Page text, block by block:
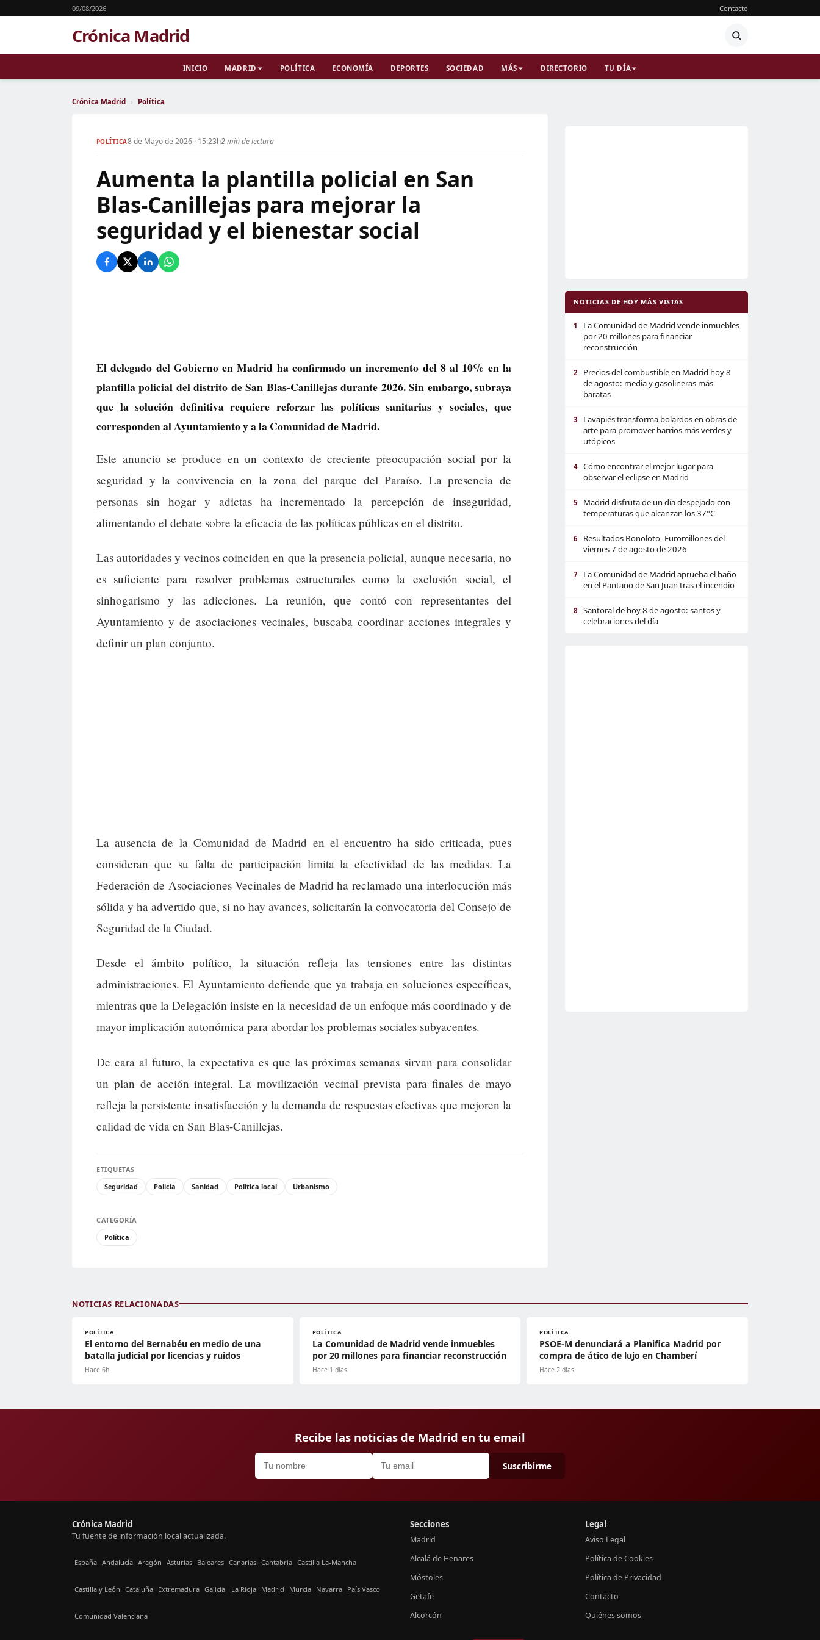
09/08/2026 Contacto
Crónica Madrid
INICIO MADRID POLÍTICA ECONOMÍA DEPORTES SOCIEDAD MÁS DIRECTORIO TU DÍA
Crónica Madrid › Política
POLÍTICA8 de Mayo de 2026 · 15:23h2 min de lectura
Aumenta la plantilla policial en San
Blas-Canillejas para mejorar la
seguridad y el bienestar social
El delegado del Gobierno en Madrid ha confirmado un incremento del 8 al 10% en la
plantilla policial del distrito de San Blas-Canillejas durante 2026. Sin embargo, subraya
que la solución definitiva requiere reforzar las políticas sanitarias y sociales, que
corresponden al Ayuntamiento y a la Comunidad de Madrid.
Este anuncio se produce en un contexto de creciente preocupación social por la
seguridad y la convivencia en la zona del parque del Paraíso. La presencia de
personas sin hogar y adictas ha incrementado la percepción de inseguridad,
alimentando el debate sobre la eficacia de las políticas públicas en el distrito.
Las autoridades y vecinos coinciden en que la presencia policial, aunque necesaria, no
es suficiente para resolver problemas estructurales como la exclusión social, el
sinhogarismo y las adicciones. La reunión, que contó con representantes del
Ayuntamiento y de asociaciones vecinales, buscaba coordinar acciones integrales y
definir un plan conjunto.
La ausencia de la Comunidad de Madrid en el encuentro ha sido criticada, pues
consideran que su falta de participación limita la efectividad de las medidas. La
Federación de Asociaciones Vecinales de Madrid ha reclamado una interlocución más
sólida y ha advertido que, si no hay avances, solicitarán la convocatoria del Consejo de
Seguridad de la Ciudad.
Desde el ámbito político, la situación refleja las tensiones entre las distintas
administraciones. El Ayuntamiento defiende que ya trabaja en soluciones específicas,
mientras que la Delegación insiste en la necesidad de un enfoque más coordinado y de
mayor implicación autonómica para abordar los problemas sociales subyacentes.
De cara al futuro, la expectativa es que las próximas semanas sirvan para consolidar
un plan de acción integral. La movilización vecinal prevista para finales de mayo
refleja la persistente insatisfacción y la demanda de respuestas efectivas que mejoren la
calidad de vida en San Blas-Canillejas.
ETIQUETAS
Seguridad
Policía Sanidad Política local Urbanismo
CATEGORÍA
Política
NOTICIAS DE HOY MÁS VISTAS
1
La Comunidad de Madrid vende inmuebles
por 20 millones para financiar
reconstrucción
2
Precios del combustible en Madrid hoy 8
de agosto: media y gasolineras más
baratas
3
Lavapiés transforma bolardos en obras de
arte para promover barrios más verdes y
utópicos
4
Cómo encontrar el mejor lugar para
observar el eclipse en Madrid
5
Madrid disfruta de un día despejado con
temperaturas que alcanzan los 37°C
6
Resultados Bonoloto, Euromillones del
viernes 7 de agosto de 2026
7
La Comunidad de Madrid aprueba el baño
en el Pantano de San Juan tras el incendio
8
Santoral de hoy 8 de agosto: santos y
celebraciones del día
NOTICIAS RELACIONADAS
POLÍTICA
El entorno del Bernabéu en medio de una
batalla judicial por licencias y ruidos
Hace 6h
POLÍTICA
La Comunidad de Madrid vende inmuebles
por 20 millones para financiar reconstrucción
Hace 1 días
POLÍTICA
PSOE-M denunciará a Planifica Madrid por
compra de ático de lujo en Chamberí
Hace 2 días
Recibe las noticias de Madrid en tu email
Suscribirme
Crónica Madrid
Tu fuente de información local actualizada.
España Andalucía Aragón Asturias Baleares Canarias Cantabria Castilla La-Mancha
Castilla y León Cataluña Extremadura Galicia La Rioja Madrid Murcia Navarra País Vasco
Comunidad Valenciana
Secciones
Madrid
Alcalá de Henares
Móstoles
Getafe
Alcorcón
Legal
Aviso Legal
Política de Cookies
Política de Privacidad
Contacto
Quiénes somos